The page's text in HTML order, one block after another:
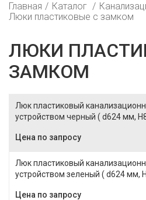
Главная Каталог
Люки пластиковые с замком
ЛЮКИ
ЗАМКОМ
Люк пластиковый
устройством черный ( d624 мм,
Цена по запросу
Люк пластиковый
устройством зеленый ( d624 мм,
Цена по запросу